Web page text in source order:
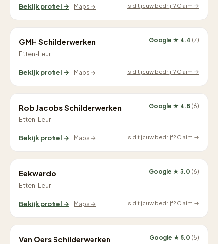
Bekijk profiel → Maps → Is dit jouw bedrijf? Claim →
GMH Schilderwerken
Etten-Leur
Google ★ 4.4 (7)
Bekijk profiel → Maps → Is dit jouw bedrijf? Claim →
Rob Jacobs Schilderwerken
Etten-Leur
Google ★ 4.8 (6)
Bekijk profiel → Maps → Is dit jouw bedrijf? Claim →
Eekwardo
Etten-Leur
Google ★ 3.0 (6)
Bekijk profiel → Maps → Is dit jouw bedrijf? Claim →
Van Oers Schilderwerken Google ★ 5.0 (5)